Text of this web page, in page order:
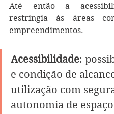
Até então a
restringia às áreas
empreendimentos.
Acessibilidade:
e condição de
utilização com
autonomia de